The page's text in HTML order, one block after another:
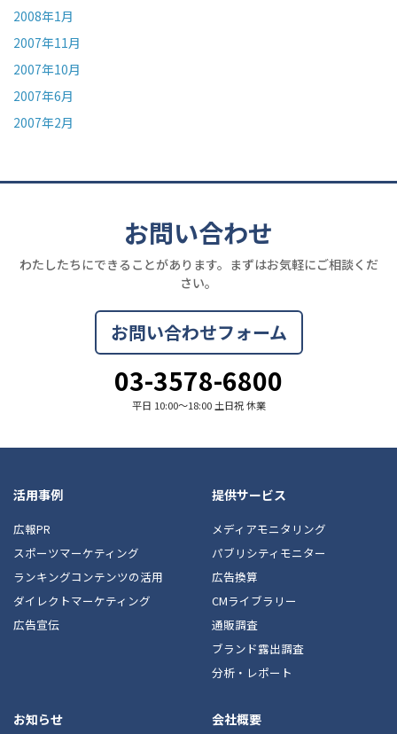
2008年1月
2007年11月
2007年10月
2007年6月
2007年2月
お問い合わせ
わたしたちにできることがあります。まずはお気軽にご相談くだ
さい。
お問い合わせフォーム
03-3578-6800
平日 10:00〜18:00 土日祝 休業
活用事例
広報PR
スポーツマーケティング
ランキングコンテンツの活用
ダイレクトマーケティング
広告宣伝
提供サービス
メディアモニタリング
パブリシティモニター
広告換算
CMライブラリー
通販調査
ブランド露出調査
分析・レポート
お知らせ 会社概要